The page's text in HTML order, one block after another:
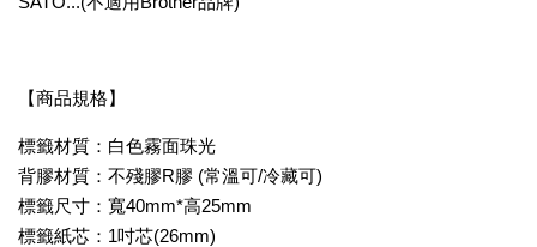
【商品規格】
標籤材質：白色霧面珠光
背膠材質：不殘膠R膠 (常溫可/冷藏可)
標籤尺寸：寬40mm*高25mm
標籤紙芯：1吋芯(26mm)